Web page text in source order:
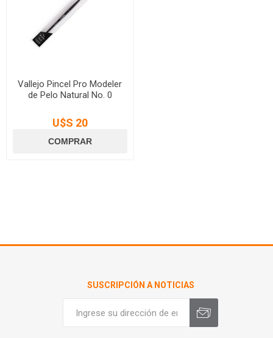
Vallejo Pincel Pro Modeler
de Pelo Natural No. 0
U$S 20
SUSCRIPCIÓN A NOTICIAS